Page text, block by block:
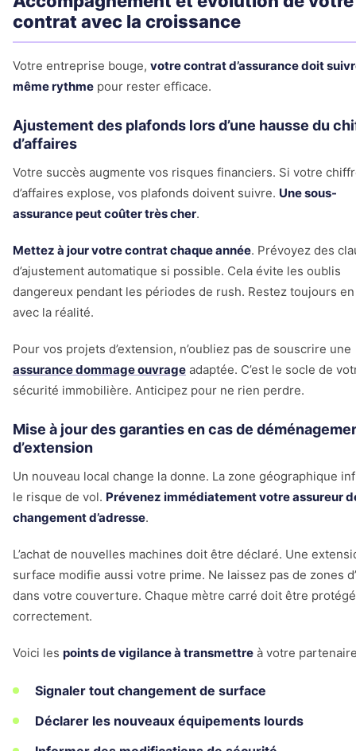
contrat avec la croissance
Votre entreprise bouge, votre contrat d’assurance doit
même rythme pour rester efficace.
Ajustement des plafonds lors d’une hausse du
d’affaires
Votre succès augmente vos risques financiers. Si votre
d’affaires explose, vos plafonds doivent suivre. Une sous-
assurance peut coûter très cher.
Mettez à jour votre contrat chaque année. Prévoyez des
d’ajustement automatique si possible. Cela évite les oublis
dangereux pendant les périodes de rush. Restez toujours
avec la réalité.
Pour vos projets d’extension, n’oubliez pas de souscrire une
assurance dommage ouvrage adaptée. C’est le socle de
sécurité immobilière. Anticipez pour ne rien perdre.
Mise à jour des garanties en cas de
d’extension
Un nouveau local change la donne. La zone géographique
le risque de vol. Prévenez immédiatement votre assureur
changement d’adresse.
L’achat de nouvelles machines doit être déclaré. Une
surface modifie aussi votre prime. Ne laissez pas de zones
dans votre couverture. Chaque mètre carré doit être protégé
correctement.
Voici les points de vigilance à transmettre à votre
Signaler tout changement de surface
Déclarer les nouveaux équipements lourds